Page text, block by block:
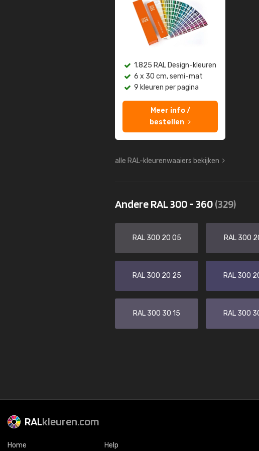
1.825 RAL Design-kleuren
6 x 30 cm, semi-mat
9 kleuren per pagina
Meer info /
bestellen
alle RAL-kleurenwaaiers bekijken
Andere RAL 300 - 360(329)
RAL 300 20 05 RAL 300
RAL 300 20 25 RAL 300
RAL 300 30 15 RAL 300
RALkleuren.com
Home Help